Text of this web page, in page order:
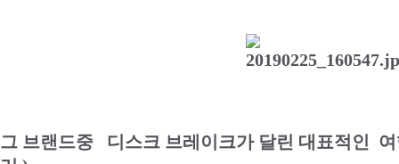
그 브랜드중 디스크 브레이크가 달린 대표적인